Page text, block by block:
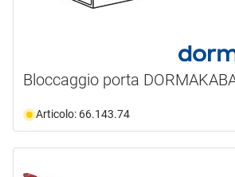
Bloccaggio porta
Articolo: 66.143.74